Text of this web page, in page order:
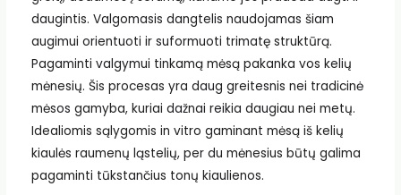
daugintis. Valgomasis dangtelis naudojamas šiam
augimui orientuoti ir suformuoti trimatę struktūrą.
Pagaminti valgymui tinkamą mėsą pakanka vos kelių
mėnesių. Šis procesas yra daug greitesnis nei tradicinė
mėsos gamyba, kuriai dažnai reikia daugiau nei metų.
Idealiomis sąlygomis in vitro gaminant mėsą iš kelių
kiaulės raumenų ląstelių, per du mėnesius būtų galima
pagaminti tūkstančius tonų kiaulienos.